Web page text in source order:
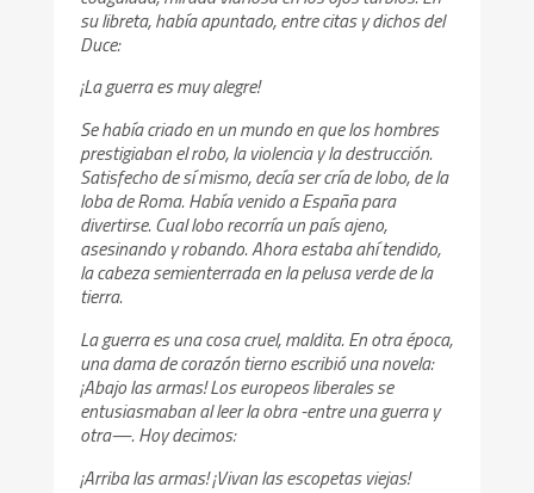
su libreta, había apuntado, entre citas y dichos del
Duce:
¡La guerra es muy alegre!
Se había criado en un mundo en que los hombres
prestigiaban el robo, la violencia y la destrucción.
Satisfecho de sí mismo, decía ser cría de lobo, de la
loba de Roma. Había venido a España para
divertirse. Cual lobo recorría un país ajeno,
asesinando y robando. Ahora estaba ahí tendido,
la cabeza semienterrada en la pelusa verde de la
tierra.
La guerra es una cosa cruel, maldita. En otra época,
una dama de corazón tierno escribió una novela:
¡Abajo las armas! Los europeos liberales se
entusiasmaban al leer la obra -entre una guerra y
otra—. Hoy decimos:
¡Arriba las armas! ¡Vivan las escopetas viejas!